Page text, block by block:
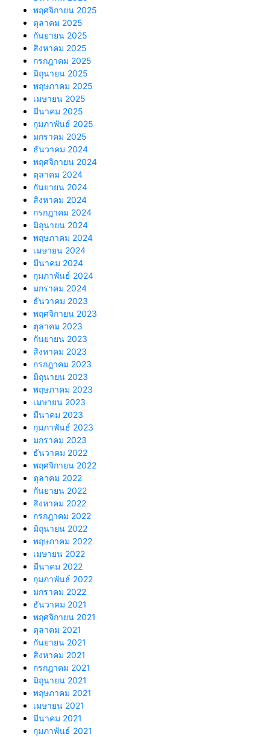
พฤศจิกายน 2025
ตุลาคม 2025
กันยายน 2025
สิงหาคม 2025
กรกฎาคม 2025
มิถุนายน 2025
พฤษภาคม 2025
เมษายน 2025
มีนาคม 2025
กุมภาพันธ์ 2025
มกราคม 2025
ธันวาคม 2024
พฤศจิกายน 2024
ตุลาคม 2024
กันยายน 2024
สิงหาคม 2024
กรกฎาคม 2024
มิถุนายน 2024
พฤษภาคม 2024
เมษายน 2024
มีนาคม 2024
กุมภาพันธ์ 2024
มกราคม 2024
ธันวาคม 2023
พฤศจิกายน 2023
ตุลาคม 2023
กันยายน 2023
สิงหาคม 2023
กรกฎาคม 2023
มิถุนายน 2023
พฤษภาคม 2023
เมษายน 2023
มีนาคม 2023
กุมภาพันธ์ 2023
มกราคม 2023
ธันวาคม 2022
พฤศจิกายน 2022
ตุลาคม 2022
กันยายน 2022
สิงหาคม 2022
กรกฎาคม 2022
มิถุนายน 2022
พฤษภาคม 2022
เมษายน 2022
มีนาคม 2022
กุมภาพันธ์ 2022
มกราคม 2022
ธันวาคม 2021
พฤศจิกายน 2021
ตุลาคม 2021
กันยายน 2021
สิงหาคม 2021
กรกฎาคม 2021
มิถุนายน 2021
พฤษภาคม 2021
เมษายน 2021
มีนาคม 2021
กุมภาพันธ์ 2021